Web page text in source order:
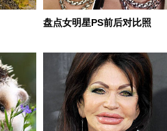
盘点女明星PS前后对比照